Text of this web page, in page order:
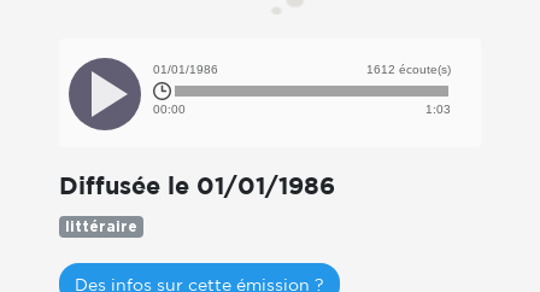
01/01/1986 1612 écoute(s)
00:00 1:03
Diffusée le 01/01/1986
littéraire
Des infos sur cette émission ?